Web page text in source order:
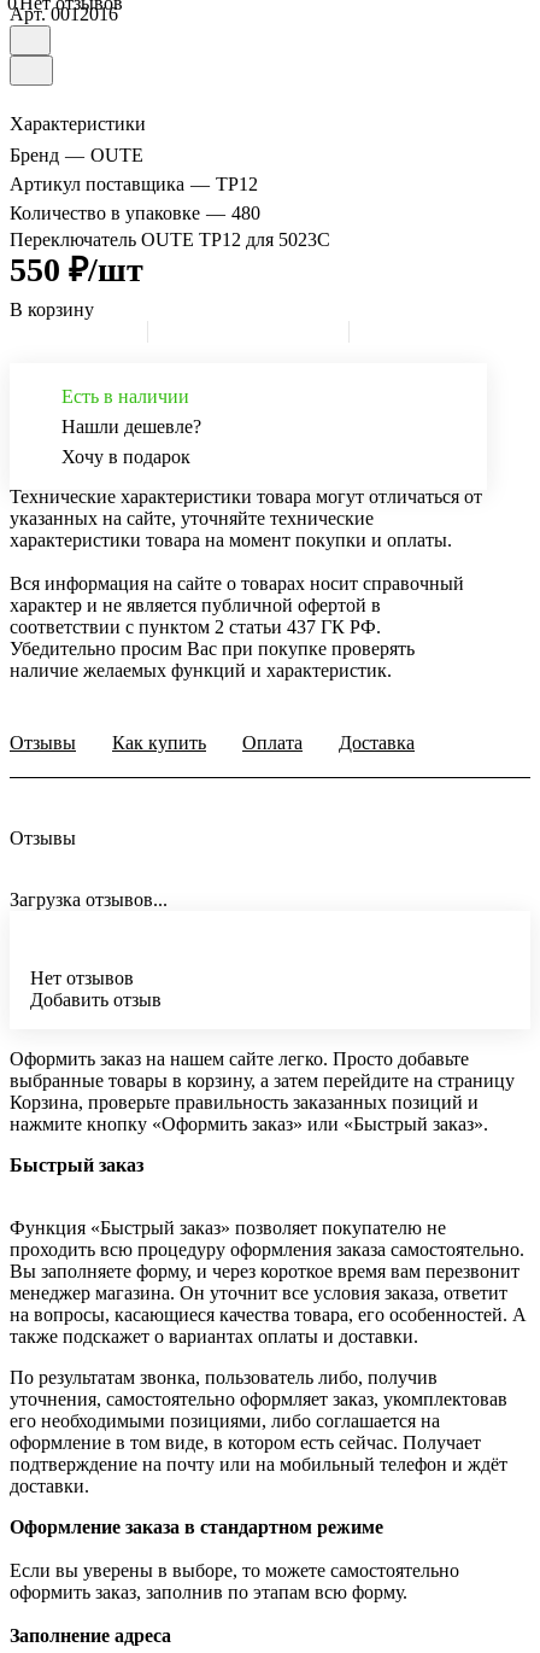
Арт.0012016
Характеристики
Бренд — OUTE
Артикул поставщика — TP12
Количество в упаковке — 480
Переключатель OUTE TP12 для 5023С
550 ₽/шт
В корзину
Есть в наличии
Нашли дешевле?
Хочу в подарок
Технические характеристики товара могут отличаться от
указанных на сайте, уточняйте технические
характеристики товара на момент покупки и оплаты.
Вся информация на сайте о товарах носит справочный
характер и не является публичной офертой в
соответствии с пунктом 2 статьи 437 ГК РФ.
Убедительно просим Вас при покупке проверять
наличие желаемых функций и характеристик.
Отзывы Как купить Оплата Доставка
Отзывы
Загрузка отзывов...
Нет отзывов
Добавить отзыв
Оформить заказ на нашем сайте легко. Просто добавьте
выбранные товары в корзину, а затем перейдите на страницу
Корзина, проверьте правильность заказанных позиций и
нажмите кнопку «Оформить заказ» или «Быстрый заказ».
Быстрый заказ
Функция «Быстрый заказ» позволяет покупателю не
проходить всю процедуру оформления заказа самостоятельно.
Вы заполняете форму, и через короткое время вам перезвонит
менеджер магазина. Он уточнит все условия заказа, ответит
на вопросы, касающиеся качества товара, его особенностей. А
также подскажет о вариантах оплаты и доставки.
По результатам звонка, пользователь либо, получив
уточнения, самостоятельно оформляет заказ, укомплектовав
его необходимыми позициями, либо соглашается на
оформление в том виде, в котором есть сейчас. Получает
подтверждение на почту или на мобильный телефон и ждёт
доставки.
Оформление заказа в стандартном режиме
Если вы уверены в выборе, то можете самостоятельно
оформить заказ, заполнив по этапам всю форму.
Заполнение адреса